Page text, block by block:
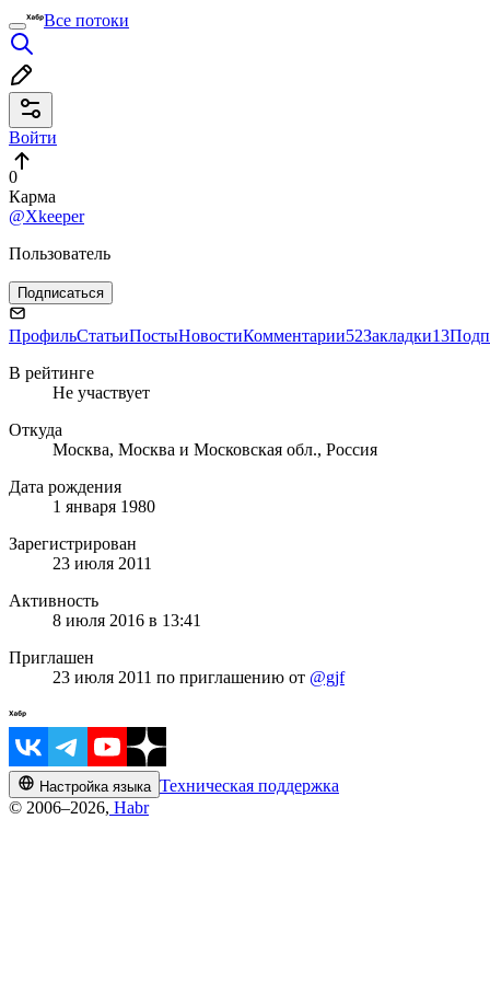
Все потоки
Войти
0
Карма
@Xkeeper
Пользователь
Подписаться
ПрофильСтатьиПостыНовостиКомментарии52Закладки13
В рейтинге
Не участвует
Откуда
Москва, Москва и Московская обл., Россия
Дата рождения
1 января 1980
Зарегистрирован
23 июля 2011
Активность
8 июля 2016 в 13:41
Приглашен
23 июля 2011 по приглашению от @gjf
Настройка языка Техническая поддержка
© 2006–2026, Habr